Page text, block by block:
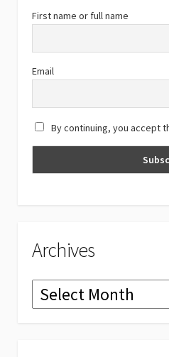
o
k
m b
e
a
n
el
First name or full name
Email
By continuing, you accept
Archives
Archives